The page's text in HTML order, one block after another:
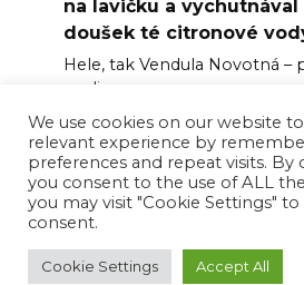
na lavičku a vychutnával
doušek té citronové
Hele, tak Vendula Novotná –
perlivou
0 20
© 2026 Happy News Feed
We use cookies on our website
relevant experience by
preferences and repeat visits. By
you consent to the use of ALL
you may visit "Cookie Settings"
consent.
Cookie Settings Accept All